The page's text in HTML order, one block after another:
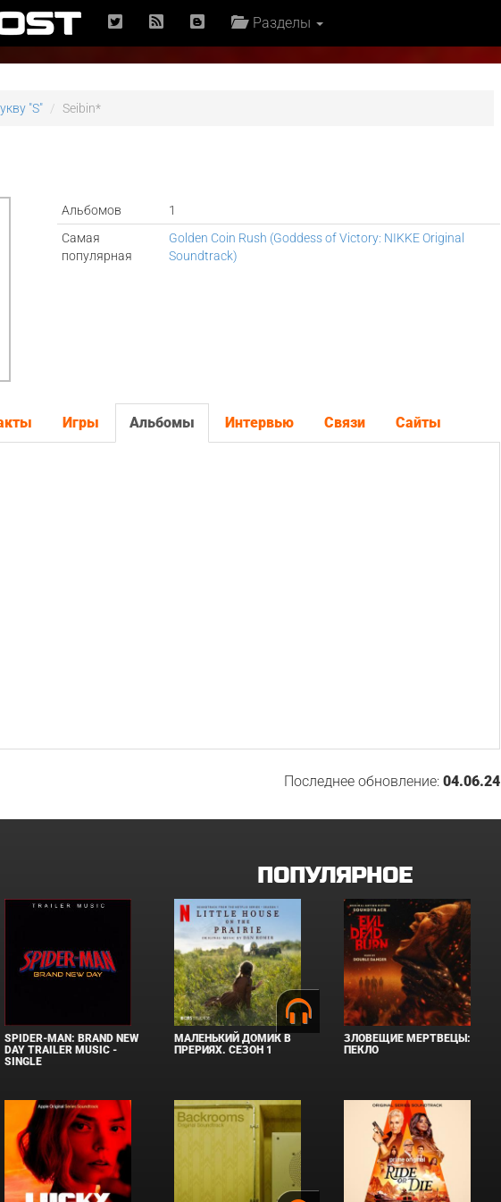
Разделы
"S" Seibin*
Альбомов
1
Самая
популярная
Golden Coin Rush (Goddess of Victory: NIKKE Original
Soundtrack)
Игры Альбомы Интервью Связи Сайты
Последнее обновление: 04.06.24
ПОПУЛЯРНОЕ
SPIDER-MAN: BRAND NEW
DAY TRAILER MUSIC -
SINGLE
МАЛЕНЬКИЙ ДОМИК В
ПРЕРИЯХ. СЕЗОН 1
ЗЛОВЕЩИЕ МЕРТВЕЦЫ:
ПЕКЛО